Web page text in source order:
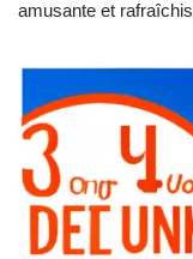
amusante et